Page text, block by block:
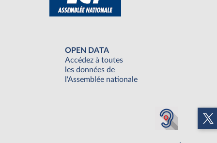
OPEN DATA
Accédez à toutes
les données de
l'Assemblée nationale